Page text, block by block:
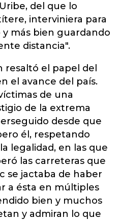
del que lo
interviniera para
más bien guardando
distancia".
resaltó el papel del
el avance del país.
de una
de la extrema
desde que
él, respetando
legalidad, en las que
las carreteras que
se jactaba de haber
a ésta en múltiples
bien y muchos
y admiran lo que